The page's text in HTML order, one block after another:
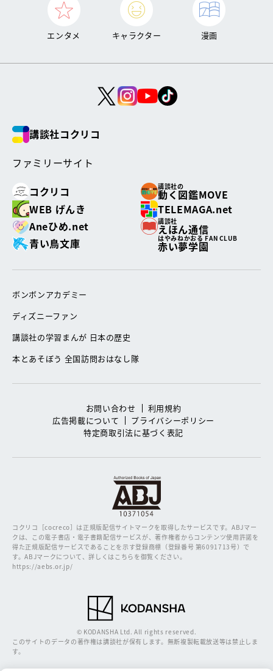
エンタメ キャラクター 漫画
講談社コクリコ
ファミリーサイト
コクリコ
講談社の
動く図鑑MOVE
WEB げんき
TELEMAGA.net
Aneひめ.net
講談社
えほん通信
青い鳥文庫
はやみねかおる FAN CLUB
赤い夢学園
ボンボンアカデミー
ディズニーファン
講談社の学習まんが 日本の歴史
本とあそぼう 全国訪問おはなし隊
お問い合わせ
利用規約
広告掲載について
プライバシーポリシー
特定商取引法に基づく表記
コクリコ［cocreco］は正規版配信サイトマークを取得したサービスです。ABJマー
クは、この電子書店・電子書籍配信サービスが、著作権者からコンテンツ使用許諾を
得た正規版配信サービスであることを示す登録商標（登録番号 第6091713号）で
す。ABJマークについて、詳しくはこちらを御覧ください。
https://aebs.or.jp/
© KODANSHA Ltd. All rights reserved.
このサイトのデータの著作権は講談社が保有します。無断複製転載放送等は禁止しま
す。